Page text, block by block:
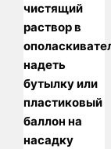
чистящий
раствор в
надеть
бутылку или
пластиковый
баллон на
насадку